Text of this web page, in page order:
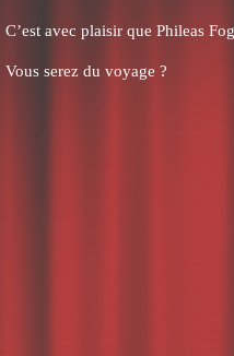
C’est avec plaisir que Phileas
Vous serez du voyage ?